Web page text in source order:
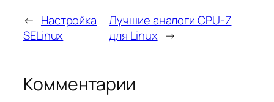
← Настройка
SELinux
Лучшие аналоги CPU-Z
для Linux →
Комментарии